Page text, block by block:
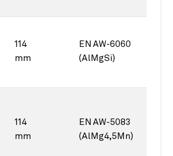
114
mm
EN AW-6060
(AlMgSi)
114
mm
EN AW-5083
(AlMg4,5Mn)